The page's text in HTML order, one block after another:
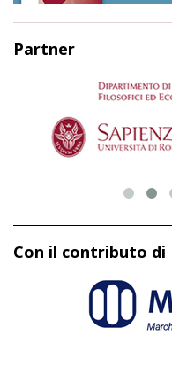
Partner
Con il contributo di